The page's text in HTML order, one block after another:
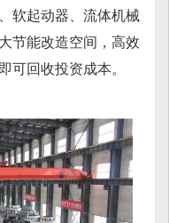
起动器、流体机械
节能改造空间，高效
可回收投资成本。